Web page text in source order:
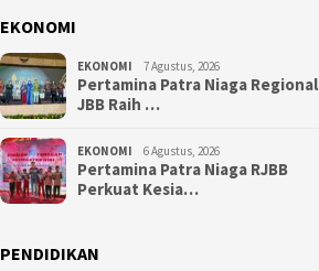
EKONOMI
EKONOMI 7 Agustus, 2026
Pertamina Patra Niaga Regional
JBB Raih …
EKONOMI 6 Agustus, 2026
Pertamina Patra Niaga RJBB
Perkuat Kesia…
PENDIDIKAN